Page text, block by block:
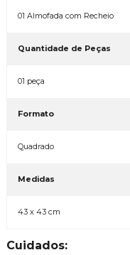
01 Almofada com Recheio
Quantidade de Peças
01 peça
Formato
Quadrado
Medidas
43 x 43 cm
Cuidados: